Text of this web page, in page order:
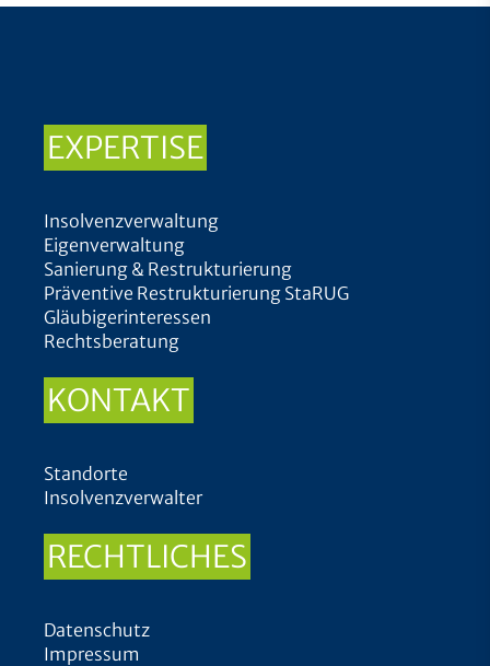
EXPERTISE
Insolvenzverwaltung
Eigenverwaltung
Sanierung & Restrukturierung
Präventive Restrukturierung StaRUG
Gläubigerinteressen
Rechtsberatung
KONTAKT
Standorte
Insolvenzverwalter
RECHTLICHES
Datenschutz
Impressum